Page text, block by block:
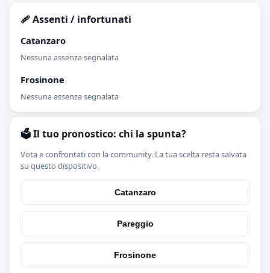
🩹 Assenti / infortunati
Catanzaro
Nessuna assenza segnalata
Frosinone
Nessuna assenza segnalata
🗳️ Il tuo pronostico: chi la spunta?
Vota e confrontati con la community. La tua scelta resta salvata
su questo dispositivo.
Catanzaro
Pareggio
Frosinone